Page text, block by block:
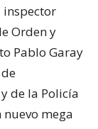
inspector
Orden y
Pablo Garay
de la Policía
mega